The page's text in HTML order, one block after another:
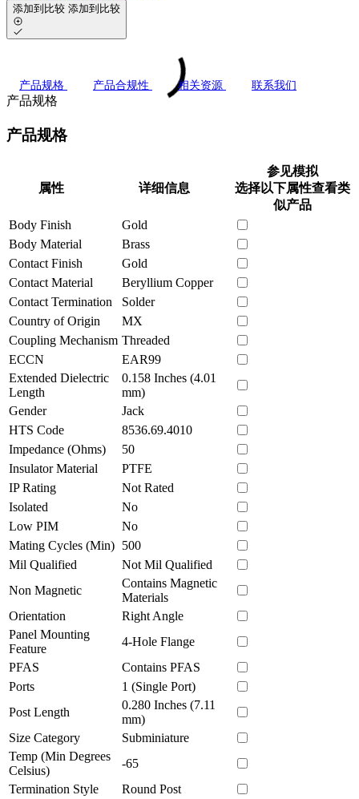
添加到比较 添加到比较
产品规格 产品合规性 相关资源 联系我们
产品规格
产品规格
属性 详细信息
参见模拟
选择以下属性查看类
似产品
Body Finish
Gold
Body Material
Brass
Contact Finish
Gold
Contact Material
Beryllium Copper
Contact Termination
Solder
Country of Origin
MX
Coupling Mechanism Threaded
ECCN
EAR99
Extended Dielectric
Length
0.158 Inches (4.01
mm)
Gender
Jack
HTS Code
8536.69.4010
Impedance (Ohms)
50
Insulator Material
PTFE
IP Rating
Not Rated
Isolated
No
Low PIM
No
Mating Cycles (Min) 500
Mil Qualified
Not Mil Qualified
Non Magnetic
Contains Magnetic
Materials
Orientation
Right Angle
Panel Mounting
Feature
4-Hole Flange
PFAS
Contains PFAS
Ports
1 (Single Port)
Post Length
0.280 Inches (7.11
mm)
Size Category
Subminiature
Temp (Min Degrees
Celsius)
-65
Termination Style
Round Post